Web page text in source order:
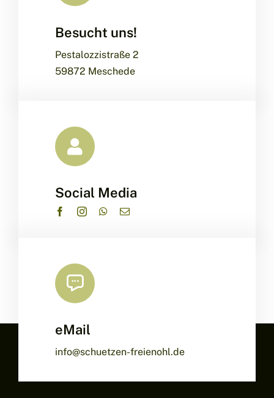
Leaflet |Map data ©OpenStreetMap
Besucht uns!
Pestalozzistraße 2
59872 Meschede
Social Media
eMail
info@schuetzen-freienohl.de